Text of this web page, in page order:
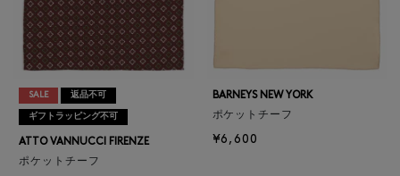
SALE 返品不可
ギフトラッピング不可
ATTO VANNUCCI FIRENZE
ポケットチーフ
BARNEYS NEW YORK
ポケットチーフ
¥6,600